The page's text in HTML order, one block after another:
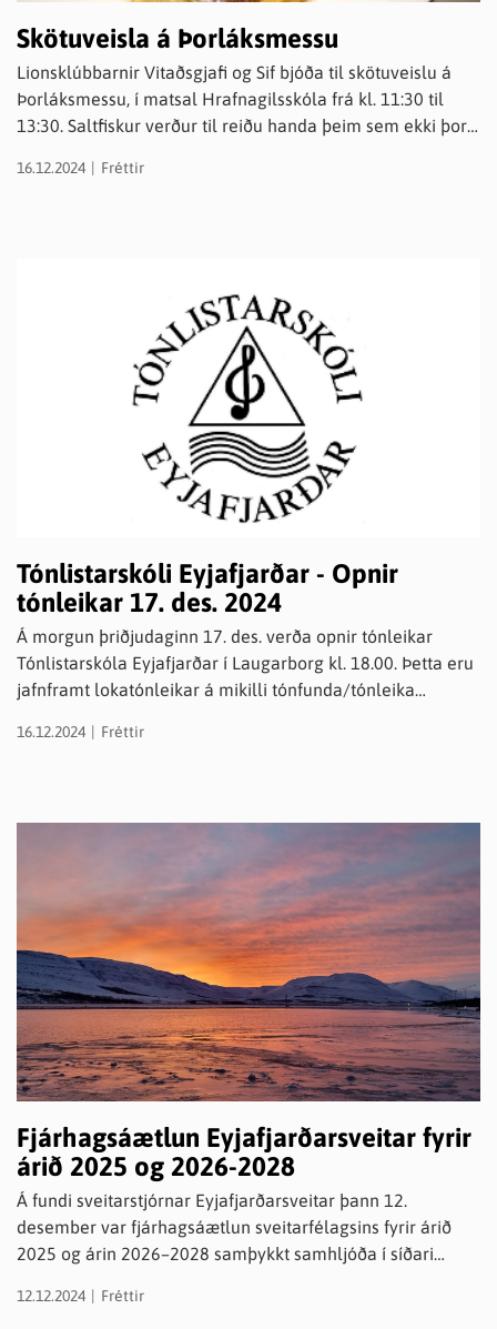
Skötuveisla á Þorláksmessu
Lionsklúbbarnir Vitaðsgjafi og Sif bjóða til skötuveislu á
Þorláksmessu, í matsal Hrafnagilsskóla frá kl. 11:30 til
13:30. Saltfiskur verður til reiðu handa þeim sem ekki þora.
líknarmála. Lkl. Sif verður einnig með leiðisgreinar til sölu
16.12.2024 Fréttir
Tónlistarskóli Eyjafjarðar - Opnir
tónleikar 17. des. 2024
Á morgun þriðjudaginn 17. des. verða opnir tónleikar
Tónlistarskóla Eyjafjarðar í Laugarborg kl. 18.00. Þetta eru
jafnframt lokatónleikar á mikilli tónfunda/tónleika
nemendur af öllum okkar starfsstöðum og á öllum aldri.
stöðvar sem og aðra efnilega nemendur frá
Svalbarðsströnd og úr Hörgársveit svo eitthvað sé nefnt.
Það eru allir velkomnir að heyra og sjá þverskurð af okkar
ágæta nemendahópi og fylgjast með okkar blómlega
starfi í Tónlistarskóla Eyjafjarðar. Verið velkomin.
16.12.2024 Fréttir
Fjárhagsáætlun Eyjafjarðarsveitar fyrir
árið 2025 og 2026-2028
Á fundi sveitarstjórnar Eyjafjarðarsveitar þann 12.
desember var fjárhagsáætlun sveitarfélagsins fyrir árið
2025 og árin 2026–2028 samþykkt samhljóða í síðari
sveitarfélagsins og tryggir áframhaldandi jafnvægi í
12.12.2024 Fréttir